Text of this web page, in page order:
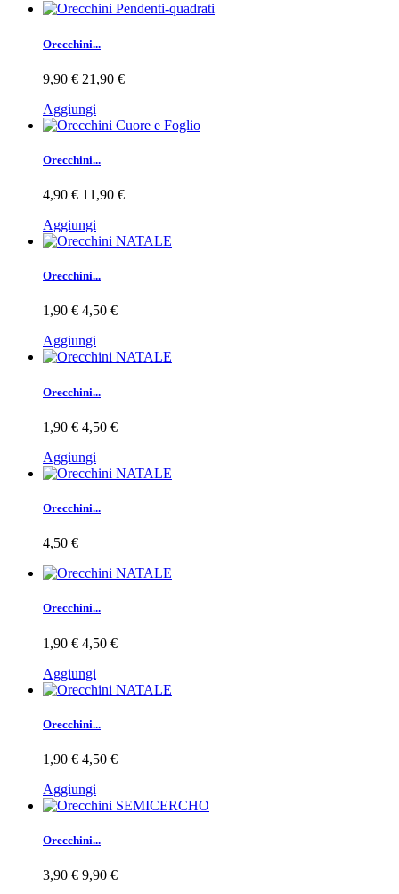
Orecchini...
9,90 € 21,90 €
Aggiungi
Orecchini...
4,90 € 11,90 €
Aggiungi
Orecchini...
1,90 € 4,50 €
Aggiungi
Orecchini...
1,90 € 4,50 €
Aggiungi
Orecchini...
4,50 €
Orecchini...
1,90 € 4,50 €
Aggiungi
Orecchini...
1,90 € 4,50 €
Aggiungi
Orecchini...
3,90 € 9,90 €